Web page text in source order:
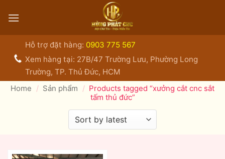
qua
Hỗ trợ đặt hàng: 0903 775 567
Xem hàng tại: 27B/47 Trường Lưu, Phường Long
Trường, TP. Thủ Đức, HCM
Home / Sản phẩm / Products tagged “xưởng cắt cnc sắt
tấm thủ đức”